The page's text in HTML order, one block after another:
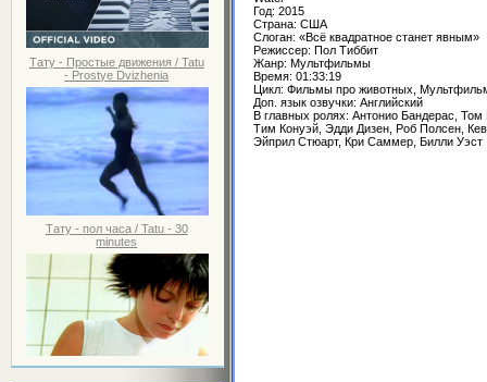
Тату - Простые движения / Tatu
- Prostye Dvizhenia
Тату - пол часа / Tatu - 30
minutes
Год: 2015
Страна: США
Слоган: «Всё квадратное станет явным»
Режиссер: Пол Тиббит
Жанр: Мультфильмы
Время: 01:33:19
Цикл: Фильмы про животных,
Доп. язык озвучки: Английский
В главных ролях: Антонио Бандерас, Том
Тим Конуэй, Эдди Дизен, Роб Полсен,
Эйприл Стюарт, Кри Саммер, Билли Уэст